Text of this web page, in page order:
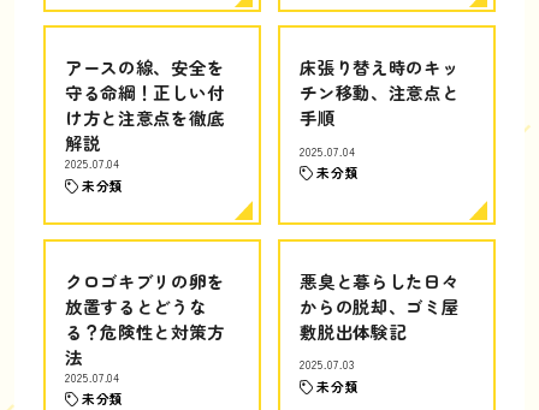
アースの線、安全を
守る命綱！正しい付
け方と注意点を徹底
解説
2025.07.04
未分類
床張り替え時のキッ
チン移動、注意点と
手順
2025.07.04
未分類
クロゴキブリの卵を
放置するとどうな
る？危険性と対策方
法
2025.07.04
未分類
悪臭と暮らした日々
からの脱却、ゴミ屋
敷脱出体験記
2025.07.03
未分類